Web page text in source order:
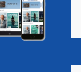
Vacatures